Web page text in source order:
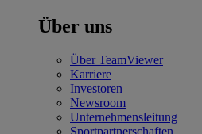
Über uns
Über TeamViewer
Karriere
Investoren
Newsroom
Unternehmensleitung
Sportpartnerschaften